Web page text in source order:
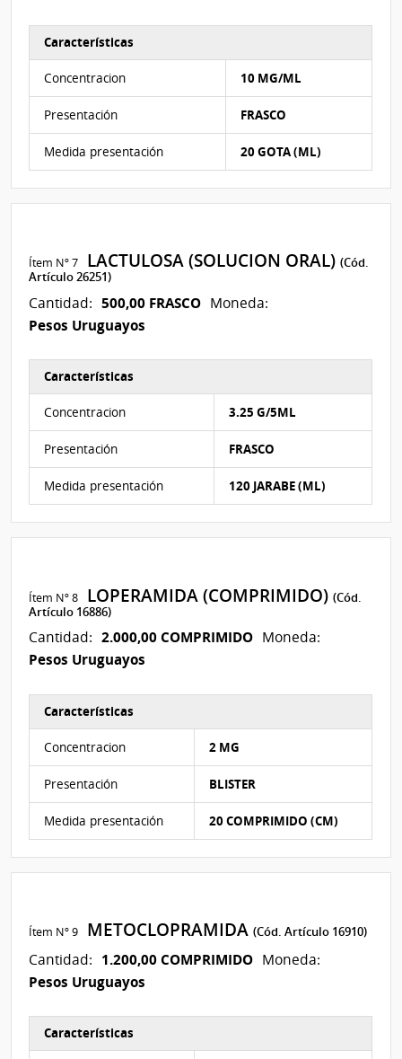
Características
Concentracion 10 MG/ML
Presentación FRASCO
Medida presentación 20 GOTA (ML)
Ítem Nº 7 LACTULOSA (SOLUCION ORAL)(Cód.
Artículo 26251)
Cantidad: 500,00 FRASCO Moneda:
Pesos Uruguayos
Características
Concentracion 3.25 G/5ML
Presentación FRASCO
Medida presentación 120 JARABE (ML)
Ítem Nº 8 LOPERAMIDA (COMPRIMIDO)(Cód.
Artículo 16886)
Cantidad: 2.000,00 COMPRIMIDO Moneda:
Pesos Uruguayos
Características
Concentracion 2 MG
Presentación BLISTER
Medida presentación 20 COMPRIMIDO (CM)
Ítem Nº 9 METOCLOPRAMIDA(Cód. Artículo 16910)
Cantidad: 1.200,00 COMPRIMIDO Moneda:
Pesos Uruguayos
Características